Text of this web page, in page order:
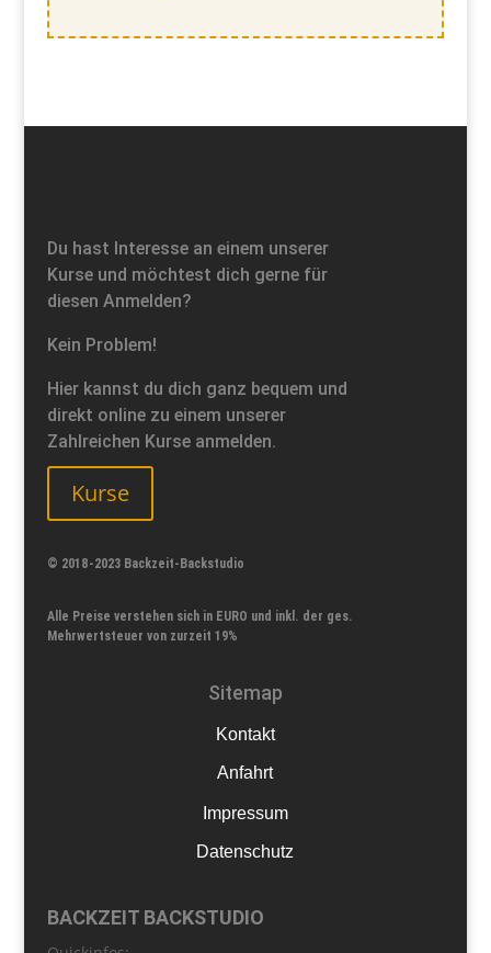
Du hast Interesse an einem unserer
Kurse und möchtest dich gerne für
diesen Anmelden?
Kein Problem!
Hier kannst du dich ganz bequem und
direkt online zu einem unserer
Zahlreichen Kurse anmelden.
Kurse
© 2018-2023 Backzeit-Backstudio
Alle Preise verstehen sich in EURO und inkl. der ges.
Mehrwertsteuer von zurzeit 19%
Sitemap
Kontakt
Anfahrt
Impressum
Datenschutz
BACKZEIT BACKSTUDIO